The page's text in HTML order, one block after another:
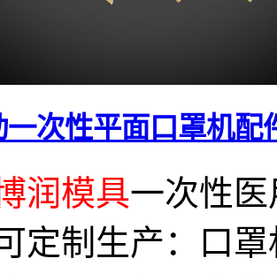
一次性平面口罩机配
润模具一次性
定制生产：口